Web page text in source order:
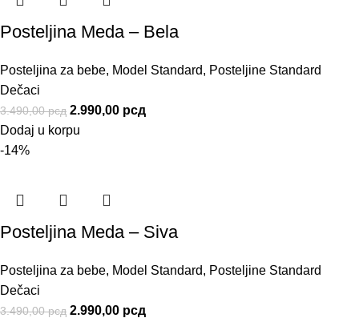
Posteljina Meda – Bela
Posteljina za bebe, Model Standard, Posteljine Standard
Dečaci
3.490,00рсд 2.990,00 рсд
Dodaj u korpu
-14%
Posteljina Meda – Siva
Posteljina za bebe, Model Standard, Posteljine Standard
Dečaci
3.490,00рсд 2.990,00 рсд